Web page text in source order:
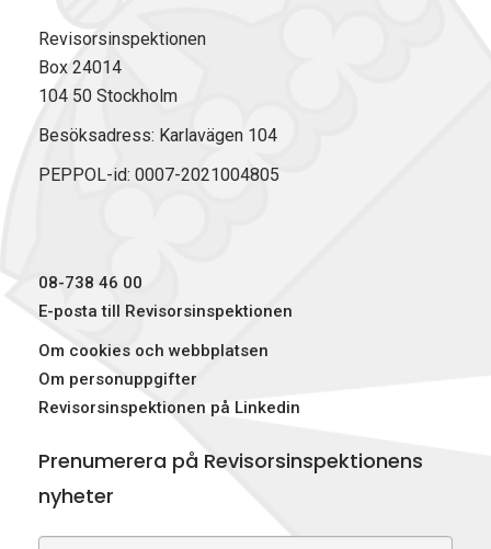
Revisorsinspektionen
Box 24014
104 50 Stockholm
Besöksadress: Karlavägen 104
PEPPOL-id: 0007-2021004805
08-738 46 00
E-posta till Revisorsinspektionen
Om cookies och webbplatsen
Om personuppgifter
Revisorsinspektionen på Linkedin
Prenumerera på Revisorsinspektionens
nyheter